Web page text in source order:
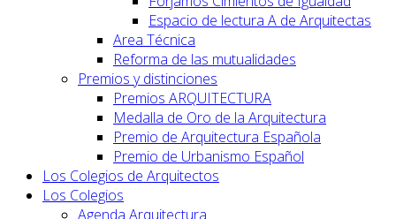
Espacio de lectura A de Arquitectas
Area Técnica
Reforma de las mutualidades
Premios y distinciones
Premios ARQUITECTURA
Medalla de Oro de la Arquitectura
Premio de Arquitectura Española
Premio de Urbanismo Español
Los Colegios de Arquitectos
Los Colegios
Agenda Arquitectura